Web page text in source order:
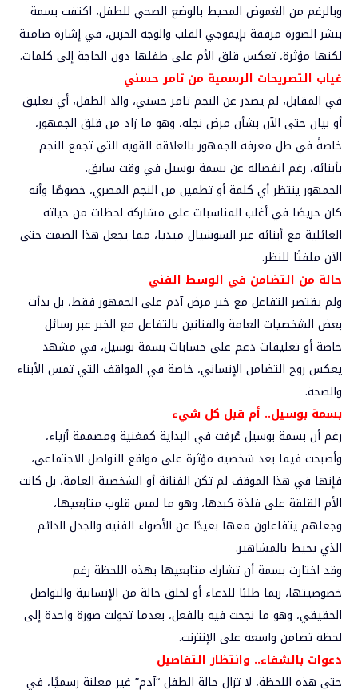
وبالرغم من الغموض المحيط بالوضع الصحي للطفل، اكتفت بسمة
بنشر الصورة مرفقة بإيموجي القلب والوجه الحزين، في إشارة صامتة
لكنها مؤثرة، تعكس قلق الأم على طفلها دون الحاجة إلى كلمات.
غياب التصريحات الرسمية من تامر حسني
في المقابل، لم يصدر عن النجم تامر حسني، والد الطفل، أي تعليق
أو بيان حتى الآن بشأن مرض نجله، وهو ما زاد من قلق الجمهور،
خاصةً في ظل معرفة الجمهور بالعلاقة القوية التي تجمع النجم
بأبنائه، رغم انفصاله عن بسمة بوسيل في وقت سابق.
الجمهور ينتظر أي كلمة أو تطمين من النجم المصري، خصوصًا وأنه
كان حريصًا في أغلب المناسبات على مشاركة لحظات من حياته
العائلية مع أبنائه عبر السوشيال ميديا، مما يجعل هذا الصمت حتى
الآن ملفتًا للنظر.
حالة من التضامن في الوسط الفني
ولم يقتصر التفاعل مع خبر مرض آدم على الجمهور فقط، بل بدأت
بعض الشخصيات العامة والفنانين بالتفاعل مع الخبر عبر رسائل
خاصة أو تعليقات دعم على حسابات بسمة بوسيل، في مشهد
يعكس روح التضامن الإنساني، خاصة في المواقف التي تمس الأبناء
والصحة.
بسمة بوسيل.. أم قبل كل شيء
رغم أن بسمة بوسيل عُرفت في البداية كمغنية ومصممة أزياء،
وأصبحت فيما بعد شخصية مؤثرة على مواقع التواصل الاجتماعي،
فإنها في هذا الموقف لم تكن الفنانة أو الشخصية العامة، بل كانت
الأم القلقة على فلذة كبدها، وهو ما لمس قلوب متابعيها،
وجعلهم يتفاعلون معها بعيدًا عن الأضواء الفنية والجدل الدائم
الذي يحيط بالمشاهير.
وقد اختارت بسمة أن تشارك متابعيها بهذه اللحظة رغم
خصوصيتها، ربما طلبًا للدعاء أو لخلق حالة من الإنسانية والتواصل
الحقيقي، وهو ما نجحت فيه بالفعل، بعدما تحولت صورة واحدة إلى
لحظة تضامن واسعة على الإنترنت.
دعوات بالشفاء.. وانتظار التفاصيل
حتى هذه اللحظة، لا تزال حالة الطفل “آدم” غير معلنة رسميًا، في